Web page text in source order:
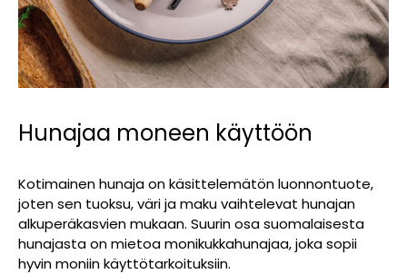
Hunajaa moneen käyttöön
Kotimainen hunaja on käsittelemätön luonnontuote,
joten sen tuoksu, väri ja maku vaihtelevat hunajan
alkuperäkasvien mukaan. Suurin osa suomalaisesta
hunajasta on mietoa monikukkahunajaa, joka sopii
hyvin moniin käyttötarkoituksiin.